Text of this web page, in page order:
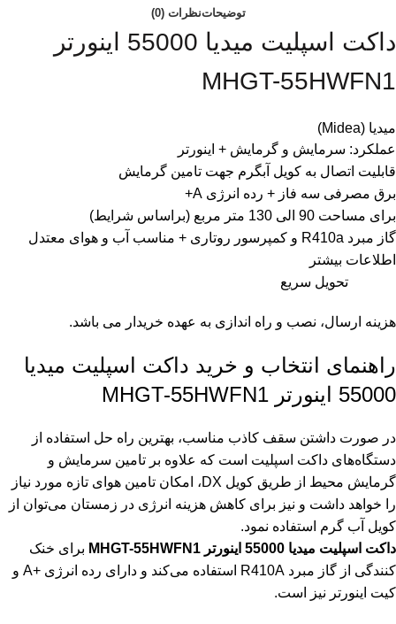
توضیحاتنظرات (0)
داکت اسپلیت میدیا 55000 اینورتر
MHGT-55HWFN1
میدیا (Midea)
عملکرد: سرمايش و گرمایش + اینورتر
قابلیت اتصال به کویل آبگرم جهت تامین گرمایش
برق مصرفی سه فاز + رده انرژی A+
برای مساحت 90 الی 130 متر مربع (براساس شرایط)
گاز مبرد R410a و کمپرسور روتاری + مناسب آب و هوای معتدل
اطلاعات بیشتر
تحویل سریع
هزینه ارسال، نصب و راه اندازی به عهده خریدار می باشد.
راهنمای انتخاب و خرید داکت اسپلیت میدیا
55000 اینورتر MHGT-55HWFN1
در صورت داشتن سقف کاذب مناسب، بهترین راه‌ حل استفاده از
دستگاه‌های داکت اسپلیت است که علاوه بر تامین سرمایش و
گرمایش محیط از طریق کویل DX، امکان تامین هوای تازه مورد نیاز
را خواهد داشت و نیز برای کاهش هزینه انرژی در زمستان می‌توان از
کویل آب گرم استفاده نمود.
داکت اسپلیت میدیا 55000 اینورتر MHGT-55HWFN1
برای خنک
کنندگی از گاز مبرد R410A استفاده می‌کند و دارای رده انرژی +A و
کیت اینورتر نیز است.